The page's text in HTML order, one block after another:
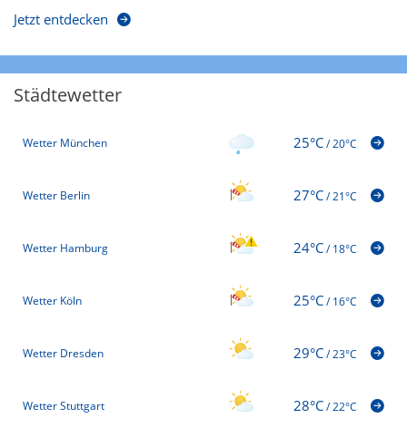
Jetzt entdecken
Städtewetter
Wetter München 25°C/20°C
Wetter Berlin 27°C/21°C
Wetter Hamburg 24°C/18°C
Wetter Köln 25°C/16°C
Wetter Dresden 29°C/23°C
Wetter Stuttgart 28°C/22°C